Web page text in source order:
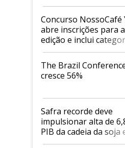
Concurso NossoCafé
abre inscrições para a
edição e inclui
cafés Canephora
The Brazil
cresce 56%
Safra recorde deve
impulsionar alta de
PIB da cadeia da soja
biodiesel em 2026